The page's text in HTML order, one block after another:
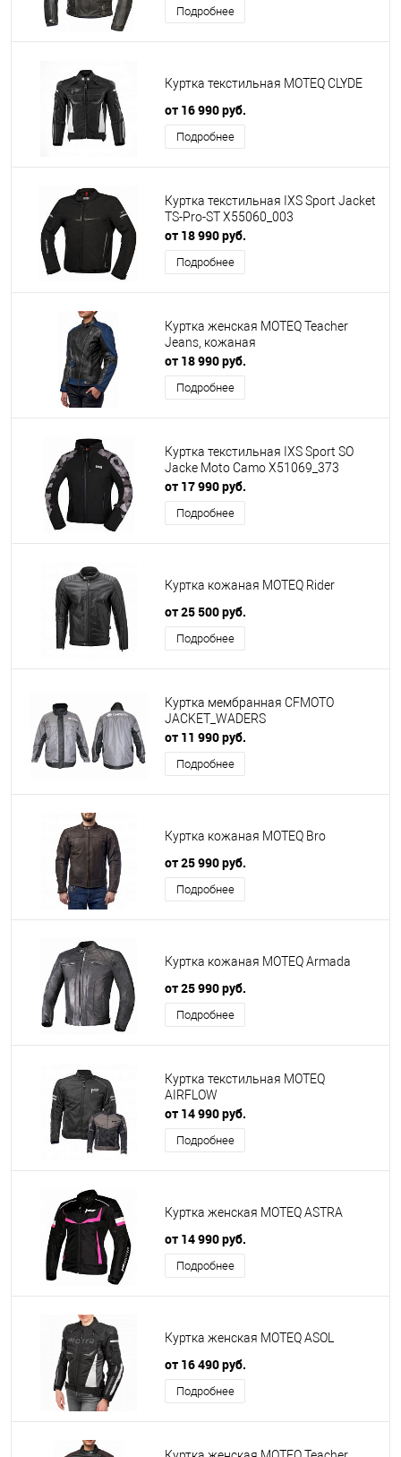
Подробнее
Куртка текстильная MOTEQ CLYDE
от 16 990 руб.
Подробнее
Куртка текстильная IXS Sport Jacket
TS-Pro-ST X55060_003
от 18 990 руб.
Подробнее
Куртка женская MOTEQ Teacher
Jeans, кожаная
от 18 990 руб.
Подробнее
Куртка текстильная IXS Sport SO
Jacke Moto Camo X51069_373
от 17 990 руб.
Подробнее
Куртка кожаная MOTEQ Rider
от 25 500 руб.
Подробнее
Куртка мембранная CFMOTO
JACKET_WADERS
от 11 990 руб.
Подробнее
Куртка кожаная MOTEQ Bro
от 25 990 руб.
Подробнее
Куртка кожаная MOTEQ Armada
от 25 990 руб.
Подробнее
Куртка текстильная MOTEQ
AIRFLOW
от 14 990 руб.
Подробнее
Куртка женская MOTEQ ASTRA
от 14 990 руб.
Подробнее
Куртка женская MOTEQ ASOL
от 16 490 руб.
Подробнее